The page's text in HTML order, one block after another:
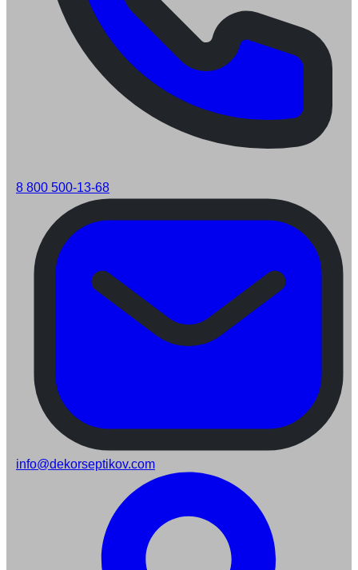
8 800 500-13-68
info@dekorseptikov.com